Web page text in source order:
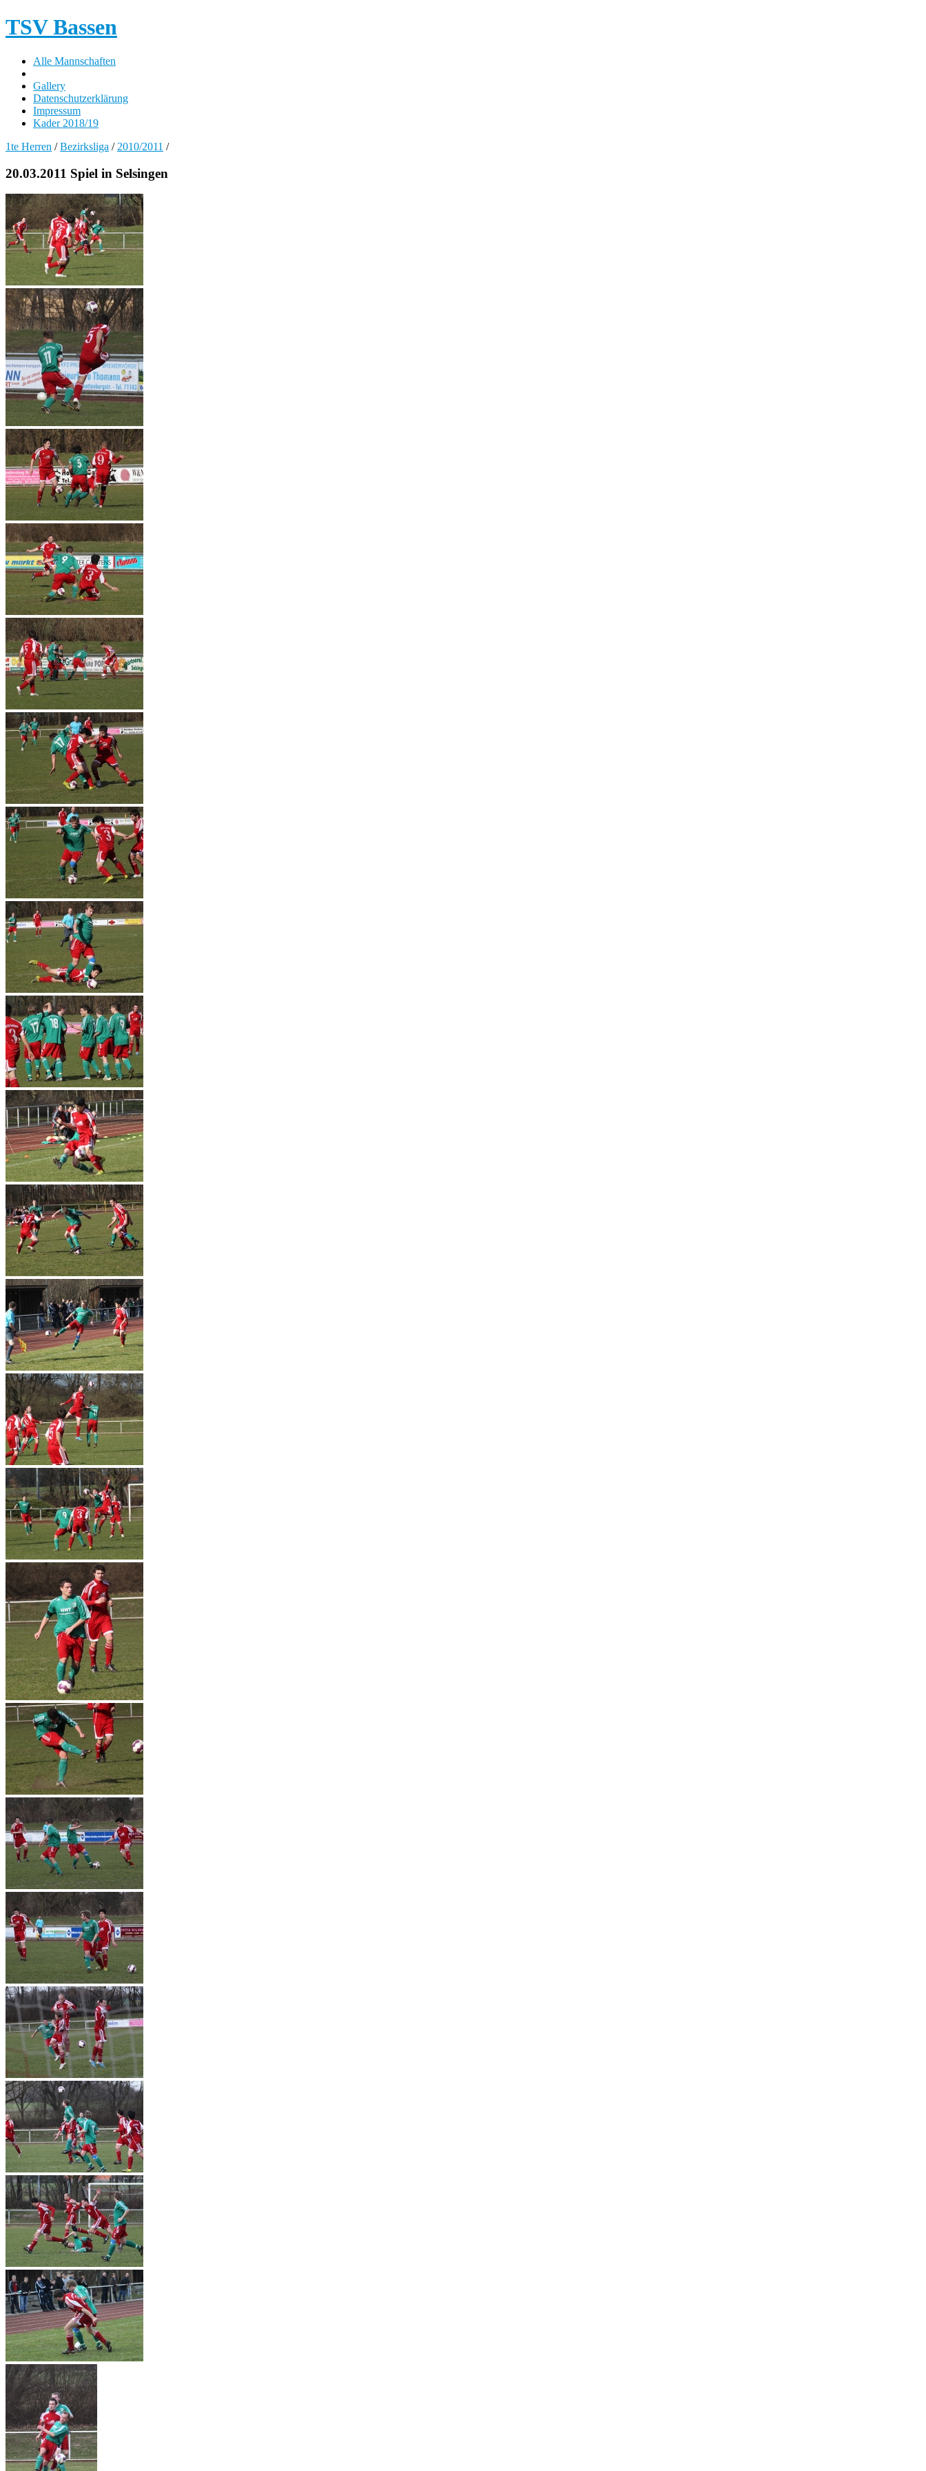
TSV Bassen
Alle Mannschaften
Gallery
Datenschutzerklärung
Impressum
Kader 2018/19
1te Herren /Bezirksliga / 2010/2011 /
20.03.2011 Spiel in Selsingen